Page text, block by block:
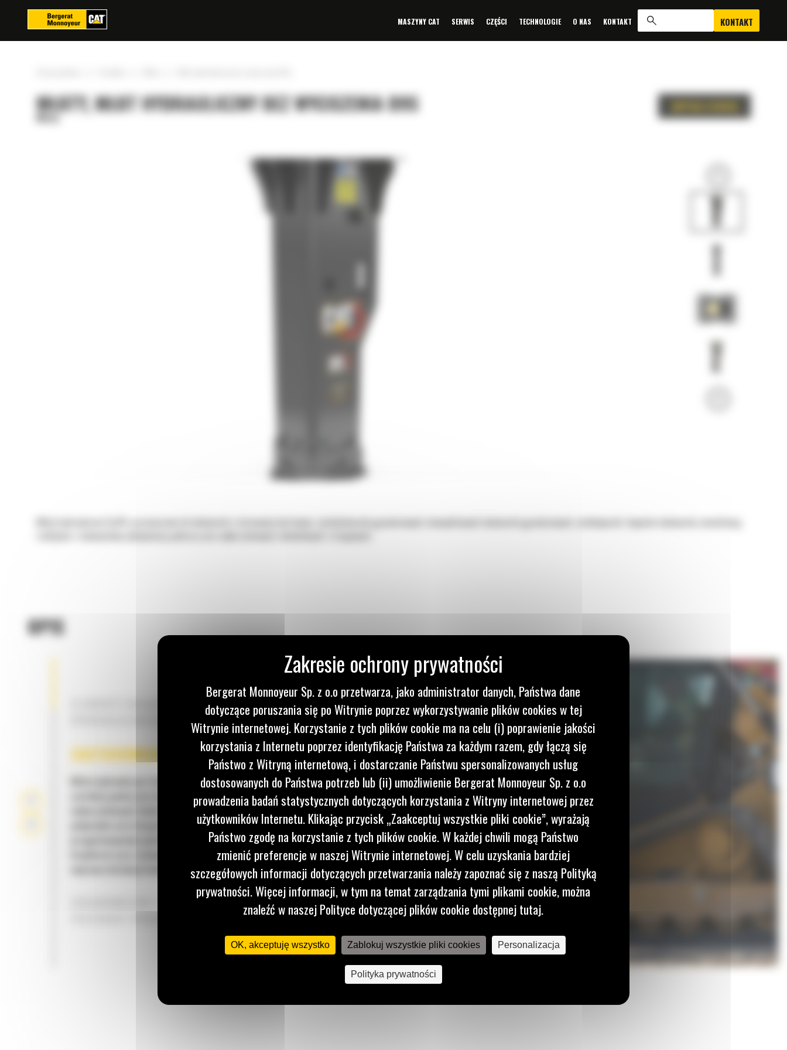
MASZYNY CAT SERWIS CZĘŚCI TECHNOLOGIE O NAS KONTAKT KONTAKT
MŁOTY, MŁOT HYDRAULICZNY BEZ WYCISZENIA B9S
Młoty
Młoty hydrauliczne Cat®, przeznaczone do ładowarek o sterowaniu burtowym, miniładowarek gąsienicowych, kompaktowych ładowarek gąsienicowych, minikoparek i koparko-ładowarek, umożliwiają
OPIS
ELEMENTY DOŁĄCZONE DO KAŻDEGO MŁOTA
HYDRAULICZNEGO Z SERII B
ZASTOSOWANIE
Młoty hydrauliczne Cat® B nadają się do stosowania w
szerokiej gamie prac budowlanych i lekkich prac
wyburzeniowych takich, jak kruszenie chodników,
podjazdów oraz krawężników, nawierzchni dróg i murów,
przygotowywanie placów budów i kształtowanie
krajobrazu oraz rozbijanie zamrożonego gruntu w celu
naprawy instalacji komunalnych.
ERGONOMICZNIE ROZMIESZCZONE
Panel zarządzania plikami cookies
Bergerat Monnoyeur Sp. z o.o przetwarza, jako administrator danych, Państwa dane
dotyczące poruszania się po Witrynie poprzez wykorzystywanie plików cookies w tej
Witrynie internetowej. Korzystanie z tych plików cookie ma na celu (i) poprawienie jakości
korzystania z Internetu poprzez identyfikację Państwa za każdym razem, gdy łączą się
Państwo z Witryną internetową, i dostarczanie Państwu spersonalizowanych usług
dostosowanych do Państwa potrzeb lub (ii) umożliwienie Bergerat Monnoyeur Sp. z o.o
prowadzenia badań statystycznych dotyczących korzystania z Witryny internetowej przez
użytkowników Internetu. Klikając przycisk „Zaakceptuj wszystkie pliki cookie”, wyrażają
Państwo zgodę na korzystanie z tych plików cookie. W każdej chwili mogą Państwo
zmienić preferencje w naszej Witrynie internetowej. W celu uzyskania bardziej
szczegółowych informacji dotyczących przetwarzania należy zapoznać się z naszą Polityką
prywatności. Więcej informacji, w tym na temat zarządzania tymi plikami cookie, można
znaleźć w naszej Polityce dotyczącej plików cookie dostępnej tutaj.
OK, akceptuję wszystko Zablokuj wszystkie pliki cookies Personalizacja
Polityka prywatności